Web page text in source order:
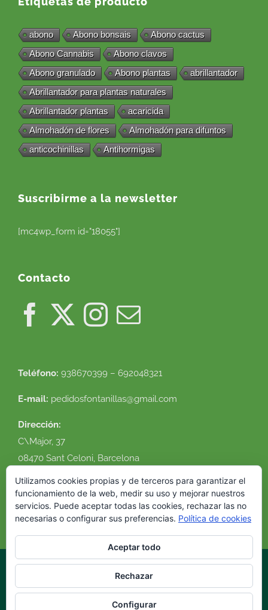
abono Abono bonsais
Abono cactus
Abono Cannabis
Abono clavos
Abono granulado
Abono plantas
abrillantador
Abrillantador para plantas naturales
Abrillantador plantas
acaricida
Almohadón de flores
Almohadón para difuntos
anticochinillas
Antihormigas
Suscribirme a la newsletter
[mc4wp_form id="18055"]
Contacto
Teléfono: 938670399 – 692048321
E-mail: pedidosfontanillas@gmail.com
Dirección:
C\Major, 37
08470 Sant Celoni, Barcelona
Ver en google maps
© 2016 Flor Natural. Todos los derechos reservados. |
cookies|Condiciones de uso|Envíos y devoluciones|Diseño
webVirtualDomus
Utilizamos cookies propias y de terceros para garantizar el
funcionamiento de la web, medir su uso y mejorar nuestros
servicios. Puede aceptar todas las cookies, rechazar las no
necesarias o configurar sus preferencias. Política de cookies
Aceptar todo
Rechazar
Configurar